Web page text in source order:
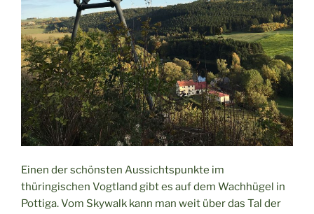
Einen der schönsten Aussichtspunkte im
thüringischen Vogtland gibt es auf dem Wachhügel in
Pottiga. Vom Skywalk kann man weit über das Tal der